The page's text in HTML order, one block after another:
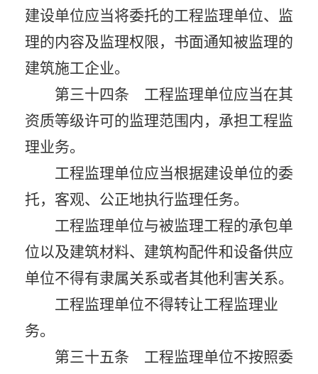
建设单位应当将委托的工程监理单位、监
理的内容及监理权限，书面通知被监理的
建筑施工企业。
第三十四条 工程监理单位应当在其
资质等级许可的监理范围内，承担工程监
理业务。
工程监理单位应当根据建设单位的委
托，客观、公正地执行监理任务。
工程监理单位与被监理工程的承包单
位以及建筑材料、建筑构配件和设备供应
单位不得有隶属关系或者其他利害关系。
工程监理单位不得转让工程监理业
务。
第三十五条 工程监理单位不按照委